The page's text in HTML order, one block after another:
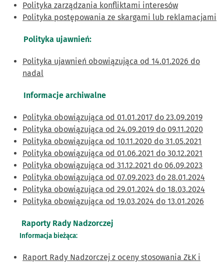
Polityka zarządzania konfliktami interesów
Polityka postępowania ze skargami lub reklamacjami
Polityka ujawnień:
Polityka ujawnień obowiązująca od 14.01.2026 do
nadal
Informacje archiwalne
Polityka obowiązująca od 01.01.2017 do 23.09.2019
Polityka obowiązująca od 24.09.2019 do 09.11.2020
Polityka obowiązująca od 10.11.2020 do 31.05.2021
Polityka obowiązująca od 01.06.2021 do 30.12.2021
Polityka obowiązująca od 31.12.2021 do 06.09.2023
Polityka obowiązująca od 07.09.2023 do 28.01.2024
Polityka obowiązująca od 29.01.2024 do 18.03.2024
Polityka obowiązująca od 19.03.2024 do 13.01.2026
Raporty Rady Nadzorczej
Informacja bieżąca:
Raport Rady Nadzorczej z oceny stosowania ZŁK i